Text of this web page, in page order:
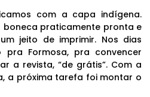
com a capa indígena.
boneca praticamente pronta e
jeito de imprimir. Nos dias
pra Formosa, pra convencer
a revista, “de grátis”. Com a
a próxima tarefa foi montar o